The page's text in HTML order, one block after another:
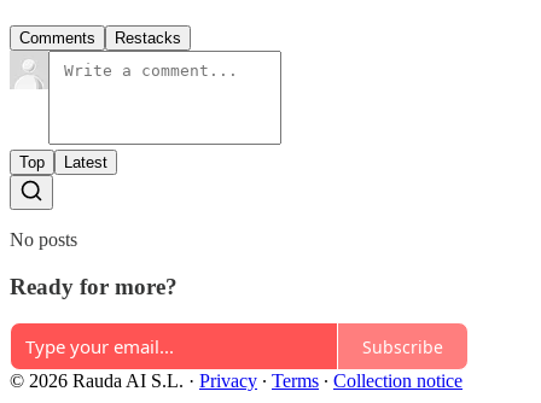
Comments Restacks
Top Latest
No posts
Ready for more?
Subscribe
© 2026 Rauda AI S.L. · Privacy ∙ Terms ∙ Collection notice